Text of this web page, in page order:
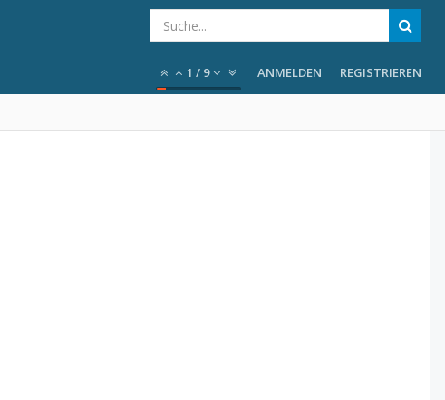
1 / 9 ANMELDEN REGISTRIEREN